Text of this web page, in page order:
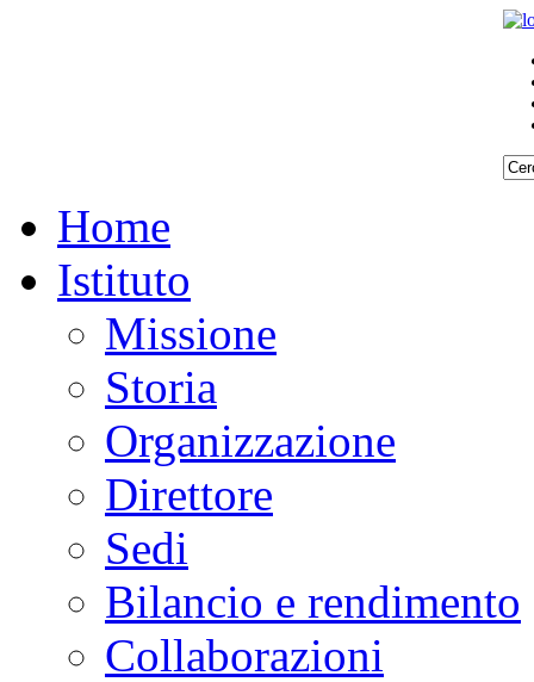
Home
Istituto
Missione
Storia
Organizzazione
Direttore
Sedi
Bilancio e rendimento
Collaborazioni